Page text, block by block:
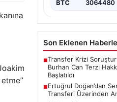
BTC 3064480
Son Eklenen
■Transfer Krizi
Burhan Can Terzi
Başlatıldı
■Ertuğrul Doğan’dan
Transferi Üzerinden